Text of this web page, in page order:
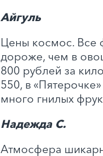
Айгуль
Цены космос. Все
дороже, чем в
800 рублей за
550, в
много гнилых
Надежда С.
Атмосфера